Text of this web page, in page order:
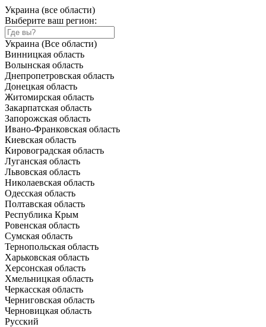
Украина (все области)
Выберите ваш регион:
Украина (Все области)
Винницкая область
Волынская область
Днепропетровская область
Донецкая область
Житомирская область
Закарпатская область
Запорожская область
Ивано-Франковская область
Киевская область
Кировоградская область
Луганская область
Львовская область
Николаевская область
Одесская область
Полтавская область
Республика Крым
Ровенская область
Сумская область
Тернопольская область
Харьковская область
Херсонская область
Хмельницкая область
Черкасская область
Черниговская область
Черновицкая область
Русский